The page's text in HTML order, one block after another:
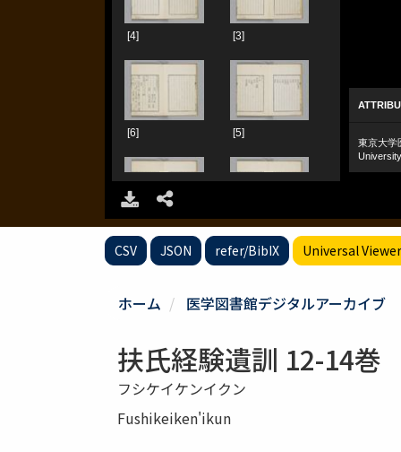
CSV JSON refer/BibIX Universal Viewer
ホーム 医学図書館デジタルアーカイブ
扶氏経験遺訓 12-14巻
フシケイケンイクン
Fushikeiken'ikun